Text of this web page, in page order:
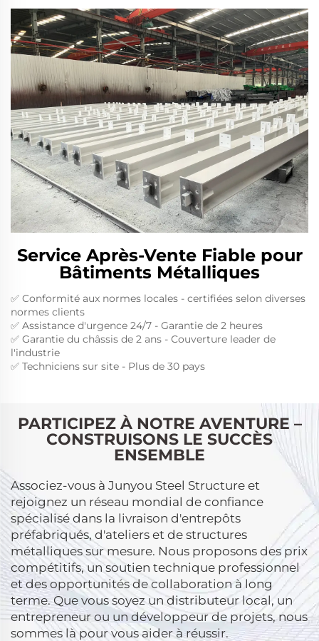
Service Après-Vente Fiable pour
Bâtiments Métalliques
✅ Conformité aux normes locales - certifiées selon diverses
normes clients
✅ Assistance d'urgence 24/7 - Garantie de 2 heures
✅ Garantie du châssis de 2 ans - Couverture leader de
l'industrie
✅ Techniciens sur site - Plus de 30 pays
PARTICIPEZ À NOTRE AVENTURE –
CONSTRUISONS LE SUCCÈS
ENSEMBLE
Associez-vous à Junyou Steel Structure et
rejoignez un réseau mondial de confiance
spécialisé dans la livraison d'entrepôts
préfabriqués, d'ateliers et de structures
métalliques sur mesure. Nous proposons des prix
compétitifs, un soutien technique professionnel
et des opportunités de collaboration à long
terme. Que vous soyez un distributeur local, un
entrepreneur ou un développeur de projets, nous
sommes là pour vous aider à réussir.